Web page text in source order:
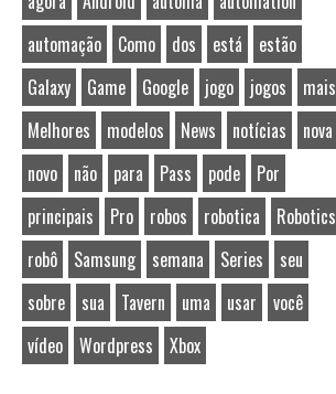
automação
Como dos está
estão
Galaxy
Game Google jogo jogos
mais
Melhores
modelos News notícias
nova
novo
não para Pass pode
Por
principais
Pro robos robotica
Robotics
robô
Samsung semana Series
seu
sobre
sua Tavern uma usar
você
vídeo
Wordpress Xbox